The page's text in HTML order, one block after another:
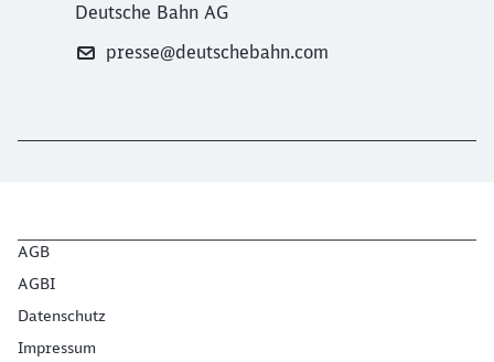
Deutsche Bahn AG
presse@deutschebahn.com
AGB
AGBI
Datenschutz
Impressum